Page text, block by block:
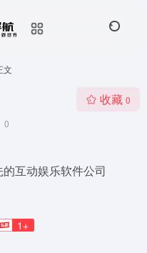
文
0
收藏 0
互动娱乐软件公司
1+